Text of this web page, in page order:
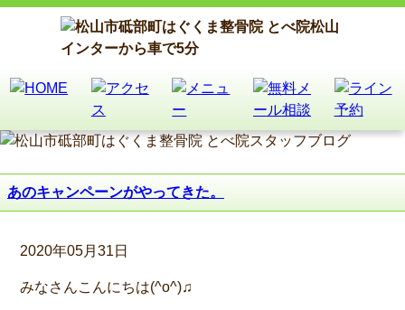
あのキャンペーンがやってきた。
2020年05月31日
みなさんこんにちは(^o^)♫